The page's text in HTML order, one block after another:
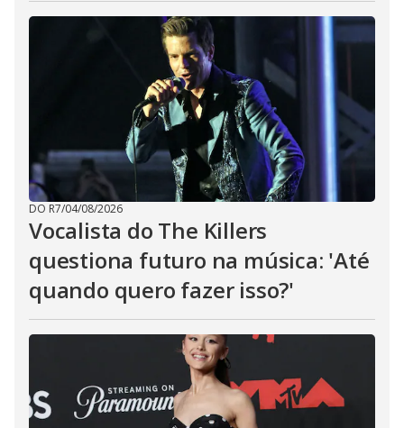
DO R7/04/08/2026
Vocalista do The Killers
questiona futuro na música: 'Até
quando quero fazer isso?'